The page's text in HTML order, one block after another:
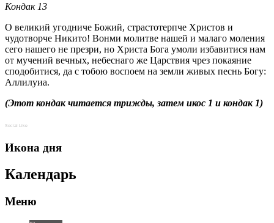
Кондак 13
О великий угодниче Божий, страстотерпче Христов и
чудотворче Никито! Вонми молитве нашей и малаго моления
сего нашего не презри, но Христа Бога умоли избавитися нам
от мучений вечных, небеснаго же Царствия чрез покаяние
сподобитися, да с тобою воспоем на земли живых песнь Богу:
Аллилуиа.
(Этот кондак читается трижды, затем икос 1 и кондак 1)
Social Like
Икона дня
Календарь
Меню